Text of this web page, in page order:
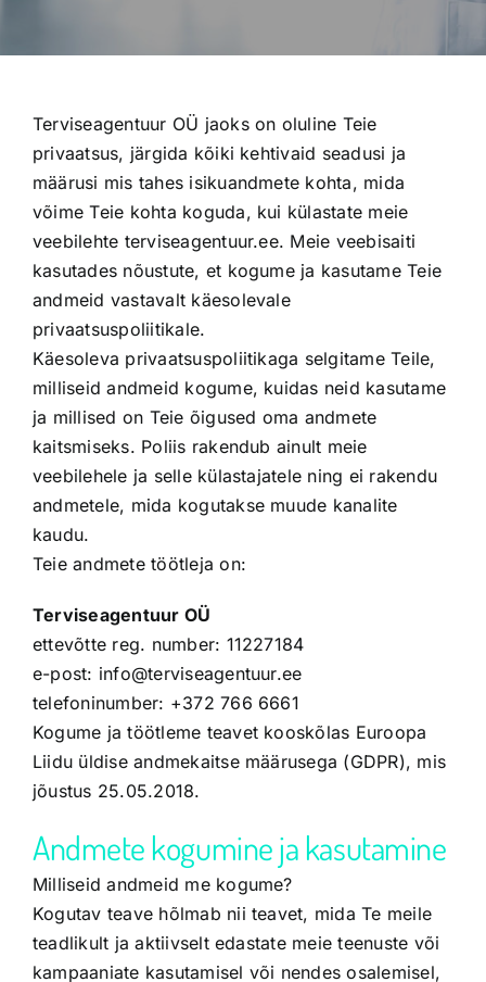
Terviseagentuur OÜ jaoks on oluline Teie
privaatsus, järgida kõiki kehtivaid seadusi ja
määrusi mis tahes isikuandmete kohta, mida
võime Teie kohta koguda, kui külastate meie
veebilehte terviseagentuur.ee. Meie veebisaiti
kasutades nõustute, et kogume ja kasutame Teie
andmeid vastavalt käesolevale
privaatsuspoliitikale.
Käesoleva privaatsuspoliitikaga selgitame Teile,
milliseid andmeid kogume, kuidas neid kasutame
ja millised on Teie õigused oma andmete
kaitsmiseks. Poliis rakendub ainult meie
veebilehele ja selle külastajatele ning ei rakendu
andmetele, mida kogutakse muude kanalite
kaudu.
Teie andmete töötleja on:
Terviseagentuur OÜ
ettevõtte reg. number: 11227184
e-post: info@terviseagentuur.ee
telefoninumber: +372 766 6661
Kogume ja töötleme teavet kooskõlas Euroopa
Liidu üldise andmekaitse määrusega (GDPR), mis
jõustus 25.05.2018.
Andmete kogumine ja kasutamine
Milliseid andmeid me kogume?
Kogutav teave hõlmab nii teavet, mida Te meile
teadlikult ja aktiivselt edastate meie teenuste või
kampaaniate kasutamisel või nendes osalemisel,